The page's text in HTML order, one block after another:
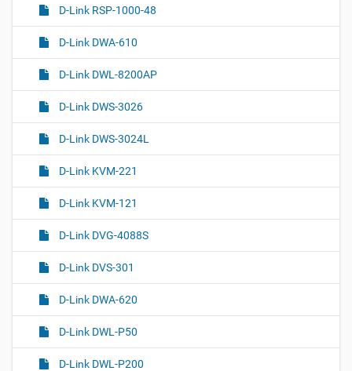
е
т
г
и
D-Link RSP-1000-48
D-Link DWA-610
D-Link DWL-8200AP
D-Link DWS-3026
D-Link DWS-3024L
D-Link KVM-221
D-Link KVM-121
D-Link DVG-4088S
D-Link DVS-301
D-Link DWA-620
D-Link DWL-P50
D-Link DWL-P200